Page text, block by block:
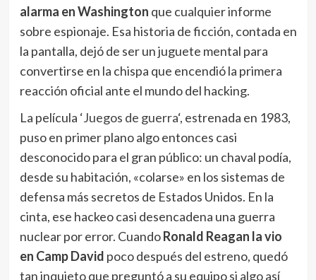
alarma en Washington que cualquier informe
sobre espionaje. Esa historia de ficción, contada en
la pantalla, dejó de ser un juguete mental para
convertirse en la chispa que encendió la primera
reacción oficial ante el mundo del hacking.
La película ‘Juegos de guerra‘, estrenada en 1983,
puso en primer plano algo entonces casi
desconocido para el gran público: un chaval podía,
desde su habitación, «colarse» en los sistemas de
defensa más secretos de Estados Unidos. En la
cinta, ese hackeo casi desencadena una guerra
nuclear por error. CuandoRonald Reagan la vio
en Camp David poco después del estreno, quedó
tan inquieto que preguntó a su equiposi algo así